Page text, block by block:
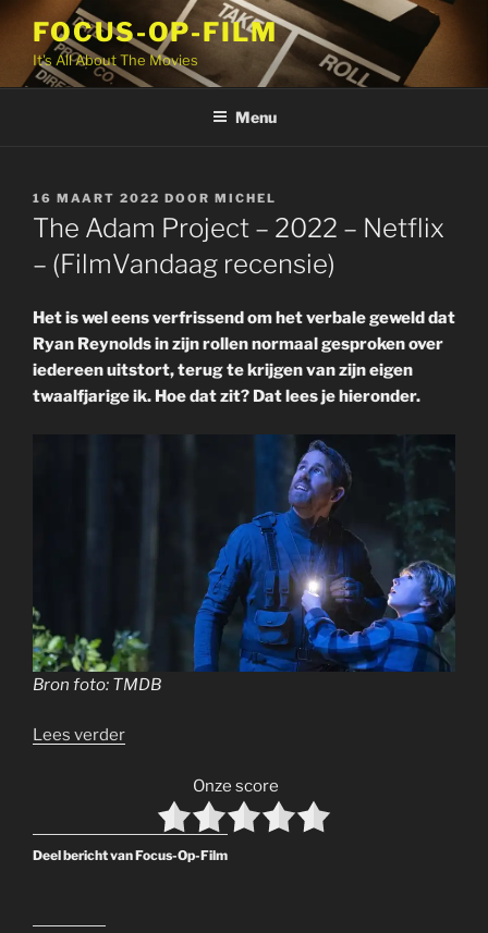
inhoud
FOCUS-OP-FILM
It's All About The Movies
Menu
GEPLAATST
OP
16 MAART 2022 DOOR MICHEL
The Adam Project – 2022 – Netflix
– (FilmVandaag recensie)
Het is wel eens verfrissend om het verbale geweld dat
Ryan Reynolds in zijn rollen normaal gesproken over
iedereen uitstort, terug te krijgen van zijn eigen
twaalfjarige ik. Hoe dat zit? Dat lees je hieronder.
Bron foto: TMDB
Lees verder
Onze score
Deel bericht van Focus-Op-Film